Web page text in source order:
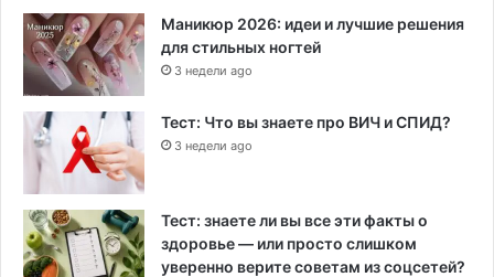
Маникюр 2026: идеи и лучшие решения
для стильных ногтей
3 недели ago
Тест: Что вы знаете про ВИЧ и СПИД?
3 недели ago
Тест: знаете ли вы все эти факты о
здоровье — или просто слишком
уверенно верите советам из соцсетей?